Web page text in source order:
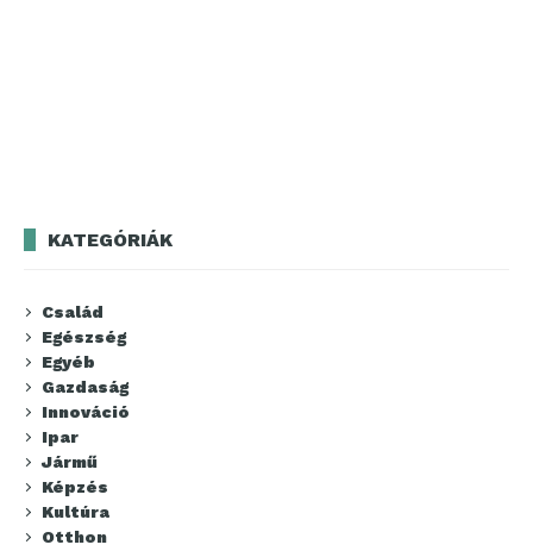
KATEGÓRIÁK
Család
Egészség
Egyéb
Gazdaság
Innováció
Ipar
Jármű
Képzés
Kultúra
Otthon